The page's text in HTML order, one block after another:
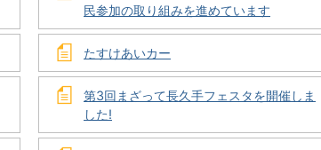
民参加の取り組みを進めています
たすけあいカー
第3回まざって長久手フェスタを開催しま
した!